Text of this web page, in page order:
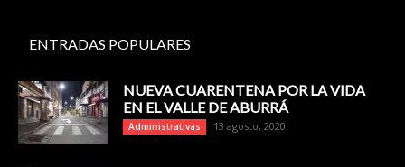
ENTRADAS POPULARES
NUEVA CUARENTENA POR LA VIDA
EN EL VALLE DE ABURRÁ
Administrativas 13 agosto, 2020